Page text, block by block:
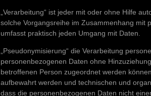
„Verarbeitung“ ist jeder mit oder ohne Hilfe
solche Vorgangsreihe im Zusammenhang mit
umfasst praktisch jeden Umgang mit Daten.
„Pseudonymisierung“ die Verarbeitung
personenbezogenen Daten ohne
betroffenen Person zugeordnet werden
aufbewahrt werden und technischen und
dass die personenbezogenen Daten nicht